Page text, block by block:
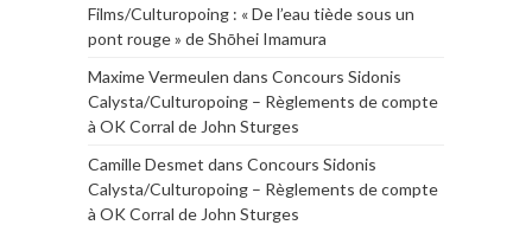
Films/Culturopoing : « De l’eau tiède sous un
pont rouge » de Shōhei Imamura
Maxime Vermeulen dans Concours Sidonis
Calysta/Culturopoing – Règlements de compte
à OK Corral de John Sturges
Camille Desmet dans Concours Sidonis
Calysta/Culturopoing – Règlements de compte
à OK Corral de John Sturges